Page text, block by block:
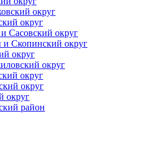
округ
округ
Сасовский округ
и Скопинский округ
округ
округ
округ
округ
округ
район